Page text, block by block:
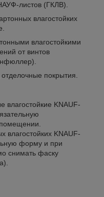
листов (ГКЛВ).
влагостойких
влагостойкими
от винтов
покрытия.
влагостойкие KNAUF-
влагостойких KNAUF-
форму и при
снимать фаску